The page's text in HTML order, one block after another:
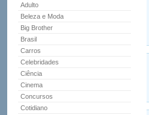
Adulto
Beleza e Moda
Big Brother
Brasil
Carros
Celebridades
Ciência
Cinema
Concursos
Cotidiano